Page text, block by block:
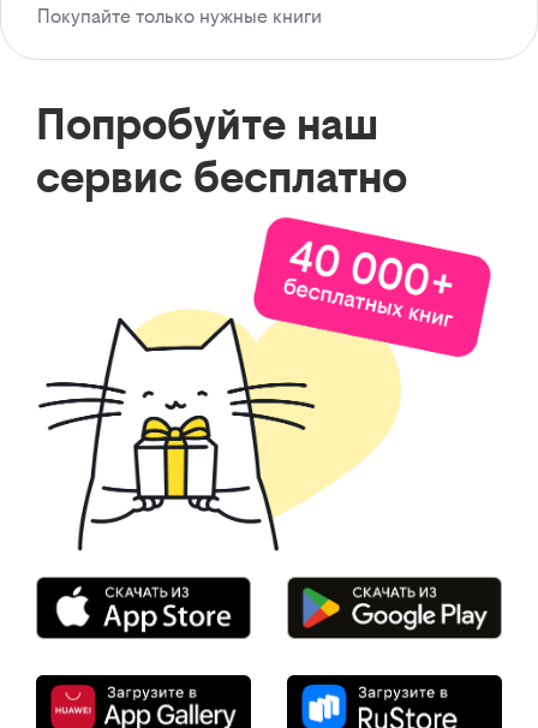
Покупайте только нужные книги
Попробуйте наш
сервис бесплатно